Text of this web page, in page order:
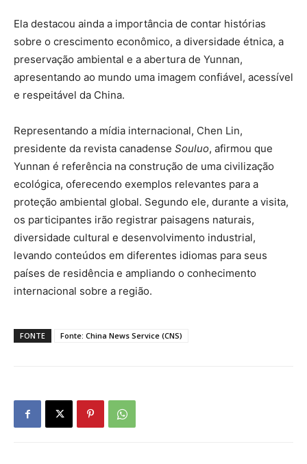
Ela destacou ainda a importância de contar histórias
sobre o crescimento econômico, a diversidade étnica, a
preservação ambiental e a abertura de Yunnan,
apresentando ao mundo uma imagem confiável, acessível
e respeitável da China.
Representando a mídia internacional, Chen Lin,
presidente da revista canadense Souluo, afirmou que
Yunnan é referência na construção de uma civilização
ecológica, oferecendo exemplos relevantes para a
proteção ambiental global. Segundo ele, durante a visita,
os participantes irão registrar paisagens naturais,
diversidade cultural e desenvolvimento industrial,
levando conteúdos em diferentes idiomas para seus
países de residência e ampliando o conhecimento
internacional sobre a região.
FONTE Fonte: China News Service (CNS)